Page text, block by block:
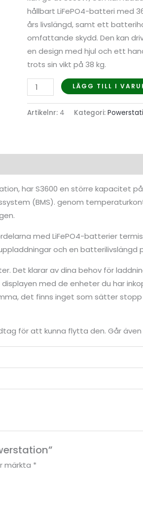
hållbart LiFePO4-batteri med
års livslängd, samt ett
omfattande skydd. Den kan
en design med hjul och ett
trots sin vikt på 38 kg.
LÄGG TILL I
Artikelnr: 4 Kategori:
har S3600 en större kapacitet
(BMS). genom
med LiFePO4-batterier
och en batterilivslängd
Det klarar av dina behov för
med de enheter du har
det finns inget som sätter
för att kunna flytta den. Går
märkta *